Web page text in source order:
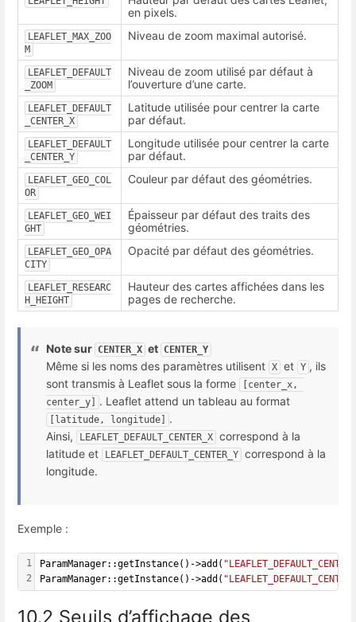
en pixels.
LEAFLET_MAX_ZOO
M
Niveau de zoom maximal autorisé.
LEAFLET_DEFAULT
_ZOOM
Niveau de zoom utilisé par défaut à
l’ouverture d’une carte.
LEAFLET_DEFAULT
_CENTER_X
Latitude utilisée pour centrer la carte
par défaut.
LEAFLET_DEFAULT
_CENTER_Y
Longitude utilisée pour centrer la carte
par défaut.
LEAFLET_GEO_COL
OR
Couleur par défaut des géométries.
LEAFLET_GEO_WEI
GHT
Épaisseur par défaut des traits des
géométries.
LEAFLET_GEO_OPA
CITY
Opacité par défaut des géométries.
LEAFLET_RESEARC
H_HEIGHT
Hauteur des cartes affichées dans les
pages de recherche.
Note sur CENTER_X et CENTER_Y
Même si les noms des paramètres utilisent X et Y , ils
sont transmis à Leaflet sous la forme
[center_x,
center_y] . Leaflet attend un tableau au format
[latitude, longitude] .
Ainsi,
LEAFLET_DEFAULT_CENTER_X correspond à la
latitude et
LEAFLET_DEFAULT_CENTER_Y correspond à la
longitude.
Exemple :
1
2
ParamManager::getInstance()->add(
ParamManager::getInstance()->add(
10.2 Seuils d’affichage des